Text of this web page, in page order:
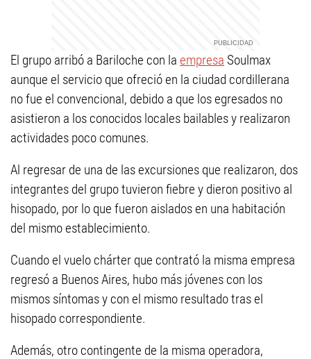
El grupo arribó a Bariloche con la empresa Soulmax
aunque el servicio que ofreció en la ciudad cordillerana
no fue el convencional, debido a que los egresados no
asistieron a los conocidos locales bailables y realizaron
actividades poco comunes.
Al regresar de una de las excursiones que realizaron, dos
integrantes del grupo tuvieron fiebre y dieron positivo al
hisopado, por lo que fueron aislados en una habitación
del mismo establecimiento.
Cuando el vuelo chárter que contrató la misma empresa
regresó a Buenos Aires, hubo más jóvenes con los
mismos síntomas y con el mismo resultado tras el
hisopado correspondiente.
Además, otro contingente de la misma operadora,